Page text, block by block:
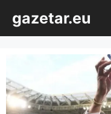
conținut
gazetar.eu